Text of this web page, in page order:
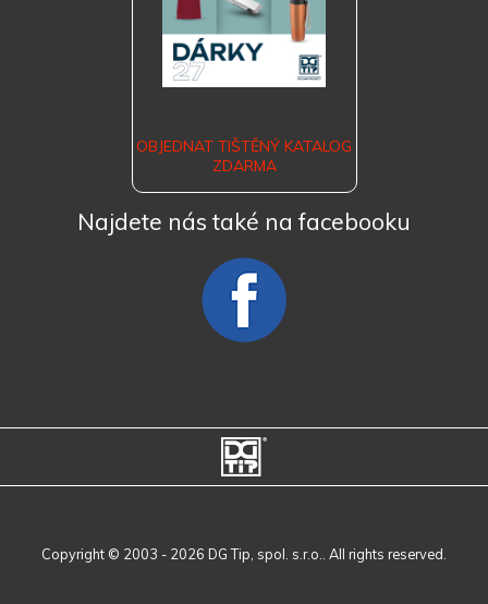
OBJEDNAT TIŠTĚNÝ KATALOG
ZDARMA
Najdete nás také na facebooku
Copyright © 2003 - 2026 DG Tip, spol. s.r.o.. All rights reserved.